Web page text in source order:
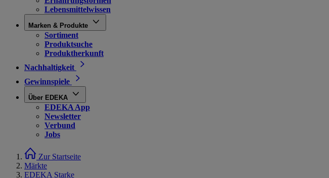
Lebensmittelwissen
Marken & Produkte
Sortiment
Produktsuche
Produktherkunft
Nachhaltigkeit
Gewinnspiele
Über EDEKA
EDEKA App
Newsletter
Verbund
Jobs
Zur Startseite
Märkte
EDEKA Starke